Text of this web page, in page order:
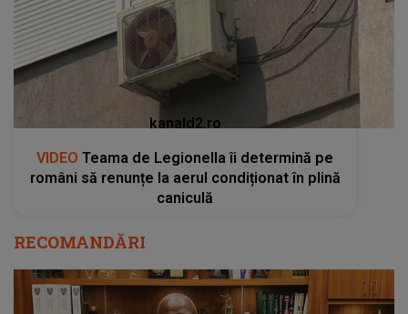
kanald2.ro
VIDEO Teama de Legionella îi determină pe
români să renunțe la aerul condiționat în plină
caniculă
RECOMANDĂRI